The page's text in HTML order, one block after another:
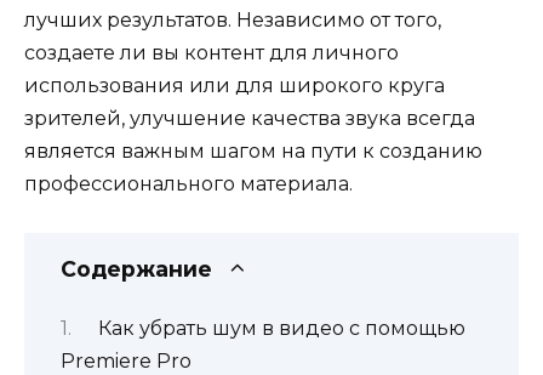
лучших результатов. Независимо от того,
создаете ли вы контент для личного
использования или для широкого круга
зрителей, улучшение качества звука всегда
является важным шагом на пути к созданию
профессионального материала.
Содержание
Как убрать шум в видео с помощью
Premiere Pro